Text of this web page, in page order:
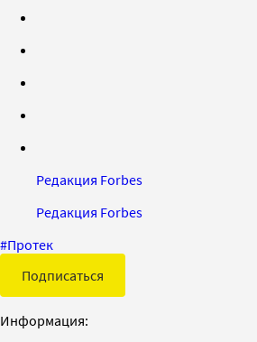
Редакция Forbes
Редакция Forbes
#Протек
Подписаться
Информация: